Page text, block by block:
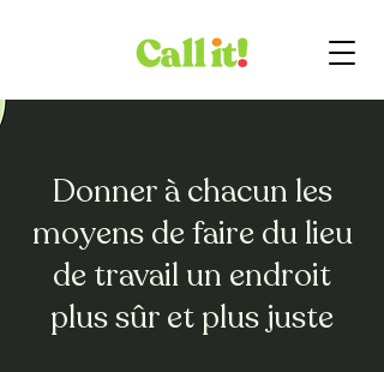
Donner à chacun les
moyens de faire du lieu
de travail un endroit
plus sûr et plus juste